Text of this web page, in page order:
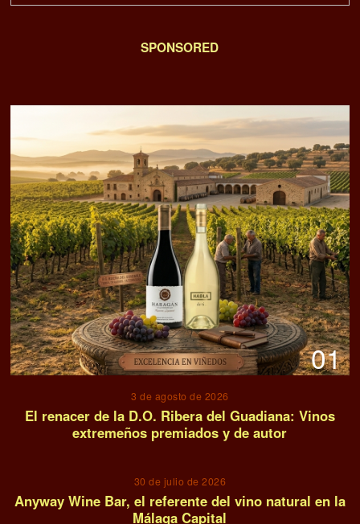
SPONSORED
01
3 de agosto de 2026
El renacer de la D.O. Ribera del Guadiana: Vinos
extremeños premiados y de autor
30 de julio de 2026
Anyway Wine Bar, el referente del vino natural en la
Málaga Capital